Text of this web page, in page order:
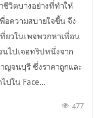
วิตบางอย่างที่ทำให้
อความสบายใจขึ้น จึง
ยวในเพจพวกหาเพื่อน
นไปเจอทริปหนึ่งจาก
จนบุรี ซึ่งราคาถูกและ
ปใน Face...
477